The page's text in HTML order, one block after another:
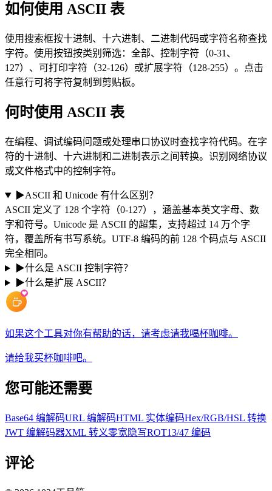
如何使用 ASCII 表
使用搜索框按十进制、十六进制、二进制代码或字符名称查找
字符。使用按钮按类别筛选：全部、控制字符（0-31、
127）、可打印字符（32-126）或扩展字符（128-255）。点击
任意行可将字符复制到剪贴板。
何时使用 ASCII 表
在编程、调试编码问题或处理串口协议时查找字符代码。在字
符的十进制、十六进制和二进制表示之间转换。识别网络协议
或文件格式中的控制字符。
▶ASCII 和 Unicode 有什么区别？
ASCII 定义了 128 个字符（0-127），涵盖基本英文字母、数
字和符号。Unicode 是 ASCII 的超集，支持超过 14 万个字
符，覆盖所有书写系统。UTF-8 编码的前 128 个码点与 ASCII
完全相同。
▶什么是 ASCII 控制字符？
▶什么是扩展 ASCII？
如果这个工具对你有帮助的话，请考虑请我喝杯咖啡。
请给我买杯咖啡吧。
您可能还需要
Base64 编解码URL 编解码HTML 实体编码Hex/RGB/HSL 转换
JWT 编解码器XML 转义零宽隐写ROT13/47 编码
评论